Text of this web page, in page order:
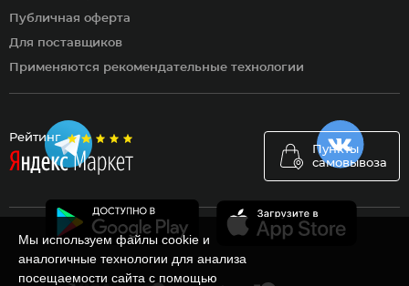
Рейтинг
Пункты
самовывоза
Публичная оферта
Для поставщиков
Применяются рекомендательные технологии
Мы используем файлы cookie и
аналогичные технологии для анализа
посещаемости сайта с помощью